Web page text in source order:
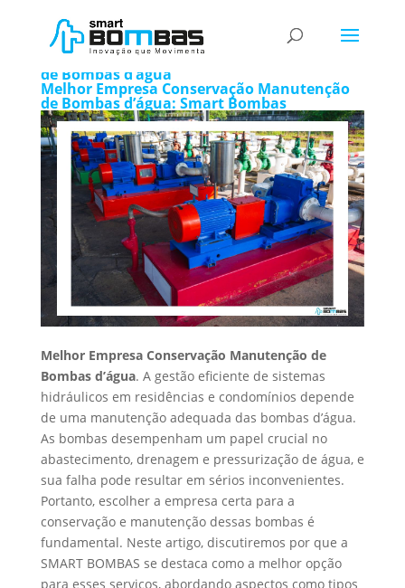
Melhor Empresa Conservação Manutenção
de Bombas d’água
Melhor Empresa Conservação Manutenção
de Bombas d’água: Smart Bombas
Melhor Empresa Conservação Manutenção de
Bombas d’água. A gestão eficiente de sistemas
hidráulicos em residências e condomínios depende
de uma manutenção adequada das bombas d’água.
As bombas desempenham um papel crucial no
abastecimento, drenagem e pressurização de água, e
sua falha pode resultar em sérios inconvenientes.
Portanto, escolher a empresa certa para a
conservação e manutenção dessas bombas é
fundamental. Neste artigo, discutiremos por que a
SMART BOMBAS se destaca como a melhor opção
para esses serviços, abordando aspectos como tipos